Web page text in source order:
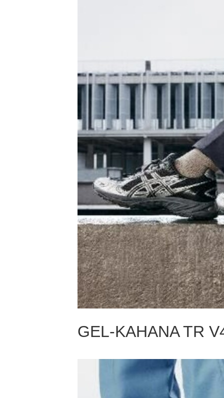
GEL-KAHANA TR